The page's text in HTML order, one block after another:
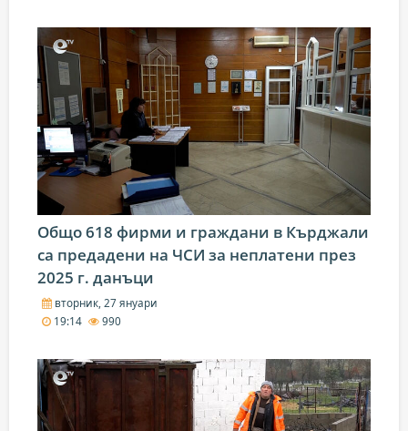
Общо 618 фирми и граждани в Кърджали
са предадени на ЧСИ за неплатени през
2025 г. данъци
вторник, 27 януари
19:14
990